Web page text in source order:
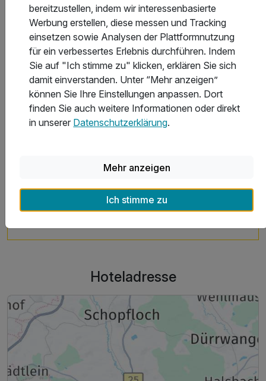
Kinderpreise
Stornobedingungen
Allgemeine Geschäftsbedingungen
Aktuelle Infos des Hotels
Frühstückszeiten: Mo.-Fr. 6:30 - 10:00 und Sa, So
& Feiertag 7:30 - 11:00
Hoteladresse
bereitzustellen, indem wir interessenbasierte
Werbung erstellen, diese messen und Tracking
einsetzen sowie Analysen der Plattformnutzung
für ein verbessertes Erlebnis durchführen. Indem
Sie auf "Ich stimme zu" klicken, erklären Sie sich
damit einverstanden. Unter “Mehr anzeigen”
können Sie Ihre Einstellungen anpassen. Dort
finden Sie auch weitere Informationen oder direkt
in unserer Datenschutzerklärung.
Mehr anzeigen
Ich stimme zu